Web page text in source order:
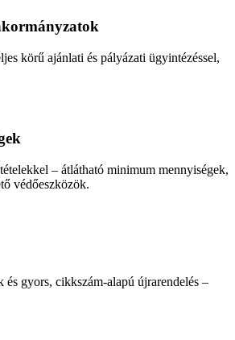
körű ajánlati és pályázati ügyintézéssel,
– átlátható minimum mennyiségek,
védőeszközök.
gyors, cikkszám-alapú újrarendelés –